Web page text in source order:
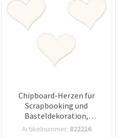
Chipboard-Herzen für
Scrapbooking und
Basteldekoration,
60×55×1 mm – 5 Stück
Artikelnummer: 822216